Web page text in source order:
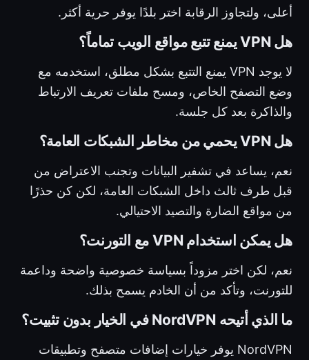
أعلى، ولتجاوز الرقابة اختر بلدًا يوفر حرية أكثر.
هل VPN يمنع تتبع مواقع الويب تماماً؟
لا يوجد VPN يمنع التتبع بشكل مطلق، استخدمه مع
وضع التصفح الخاص، ومسح ملفات تعريف الارتباط
والذاكرة بعد كل جلسة.
هل VPN يحمي من مخاطر الشبكات العامة؟
نعم، يساعد في تشفير البيانات وتجنب الاعتراض من
قبل طرف ثالث داخل الشبكات العامة، لكن كن حذرًا
من مواقع الضارة والتصيد الاحتيالي.
هل يمكن استخدام VPN مع التورنت؟
نعم، لكن اختر مزوداً بسياسة خصوصية واضحة وداعمة
للتورنت، وتأكد من أن الخادم يسمح بذلك.
ما الذي أتيحه NordVPN في الخيار بدون تثبيت؟
NordVPN يوفر خيارات إضافات متصفح وتطبيقات